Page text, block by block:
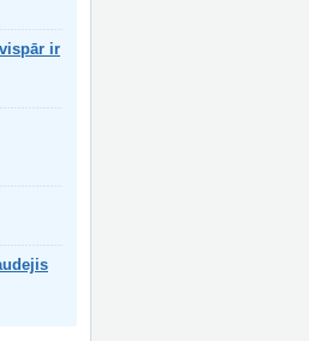
ir